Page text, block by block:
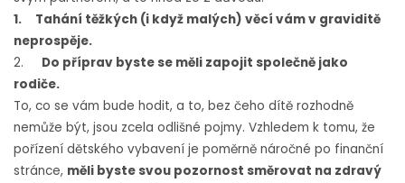
1. Tahání těžkých (i když malých) věcí vám v graviditě
neprospěje.
2. Do příprav byste se měli zapojit společně jako
rodiče.
To, co se vám bude hodit, a to, bez čeho dítě rozhodně
nemůže být, jsou zcela odlišné pojmy. Vzhledem k tomu, že
pořízení dětského vybavení je poměrně náročné po finanční
stránce, měli byste svou pozornost směrovat na zdravý